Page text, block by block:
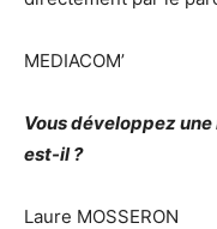
MEDIACOM’
Vous développez une
est-il ?
Laure MOSSERON